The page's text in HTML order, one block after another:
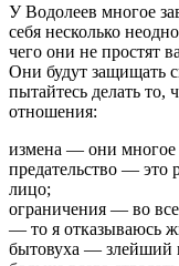
У Водолеев многое
себя несколько
чего они не простят
Они будут защищать
пытайтесь делать
отношения:
измена — они
предательство — это
лицо;
ограничения — во
— то я отказываюсь
бытовуха — злейший